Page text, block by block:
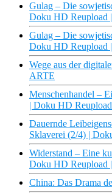
Gulag – Die
Doku HD Reupload
Gulag – Die
Doku HD Reupload
Wege aus der
ARTE
Menschenhandel –
| Doku HD
Dauernde
Sklaverei (2/4) |
Widerstand – Eine
Doku HD Reupload
China: Das Drama